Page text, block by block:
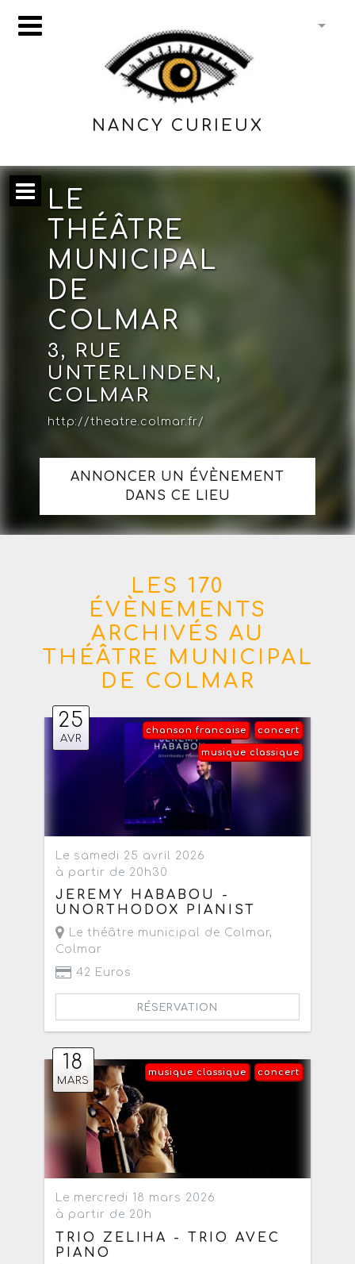
NANCY CURIEUX
LE
THÉÂTRE
MUNICIPAL
DE
COLMAR
3, RUE
UNTERLINDEN,
COLMAR
http://theatre.colmar.fr/
ANNONCER UN ÉVÈNEMENT
DANS CE LIEU
LES 170
ÉVÈNEMENTS
ARCHIVÉS AU
THÉÂTRE MUNICIPAL
DE COLMAR
25
AVR
concert
chanson francaise
musique classique
Le samedi 25 avril 2026
à partir de 20h30
JEREMY HABABOU -
UNORTHODOX PIANIST
Le théâtre municipal de Colmar,
Colmar
42 Euros
RÉSERVATION
18
MARS
concert
musique classique
Le mercredi 18 mars 2026
à partir de 20h
TRIO ZELIHA - TRIO AVEC
PIANO